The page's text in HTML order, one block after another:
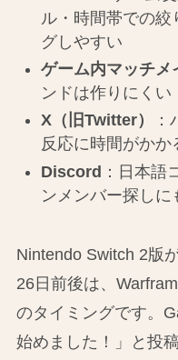
ル・時間帯での
グしやすい
ゲーム内マッチメ
ンドは作りにくい
X（旧Twitter）
反応に時間がかか
Discord ：日本語
ンメンバー探しに
Nintendo Switch 2版
26日前後は、
のタイミングです。
始めました！」と投